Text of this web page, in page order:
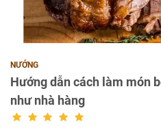
NƯỚNG
Hướng dẫn cách làm món
như nhà hàng